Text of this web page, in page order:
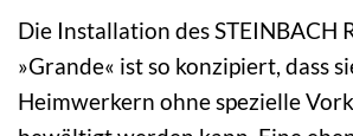
Die Installation des STEINBACH
»Grande« ist so konzipiert, dass
Heimwerkern ohne spezielle